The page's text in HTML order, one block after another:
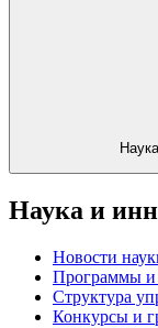
Наука и
Новости
Программы и
Структура
Конкурсы и